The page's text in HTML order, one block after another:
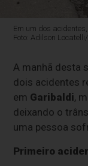
Em um dos
Foto: Adilson
A manhã desta
dois acidentes
em Garibaldi,
deixando o
uma pessoa
Primeiro